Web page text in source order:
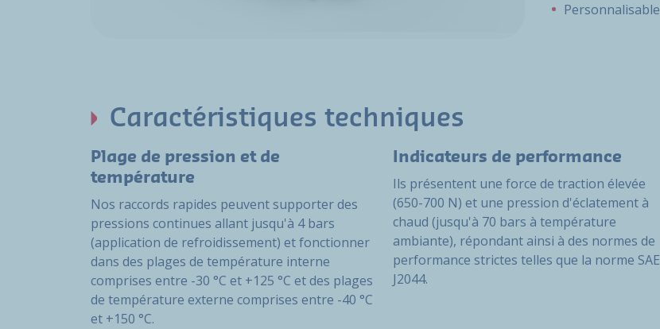
Personnalisable
Caractéristiques techniques
Plage de pression et de
température
Nos raccords rapides peuvent supporter des
pressions continues allant jusqu'à 4 bars
(application de refroidissement) et fonctionner
dans des plages de température interne
comprises entre -30 °C et +125 °C et des plages
de température externe comprises entre -40 °C
et +150 °C.
Indicateurs de performance
Ils présentent une force de traction élevée
(650-700 N) et une pression d'éclatement à
chaud (jusqu'à 70 bars à température
ambiante), répondant ainsi à des normes de
performance strictes telles que la norme SAE
J2044.